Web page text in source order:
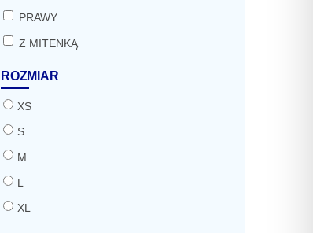
PRAWY
Z MITENKĄ
ROZMIAR
XS
S
M
L
XL